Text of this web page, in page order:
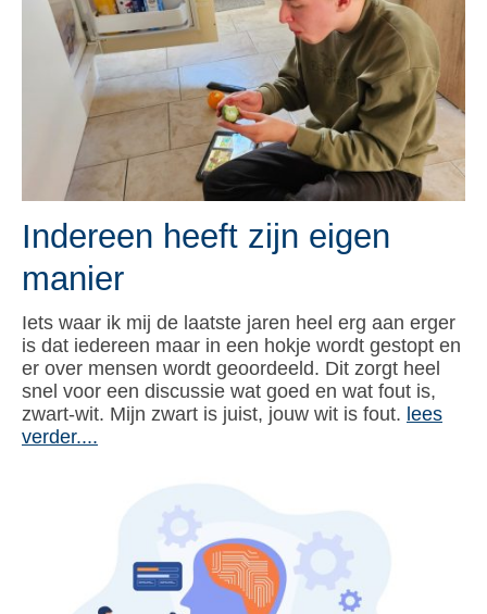
Indereen heeft zijn eigen
manier
Iets waar ik mij de laatste jaren heel erg aan erger
is dat iedereen maar in een hokje wordt gestopt en
er over mensen wordt geoordeeld. Dit zorgt heel
snel voor een discussie wat goed en wat fout is,
zwart-wit. Mijn zwart is juist, jouw wit is fout. lees
verder....